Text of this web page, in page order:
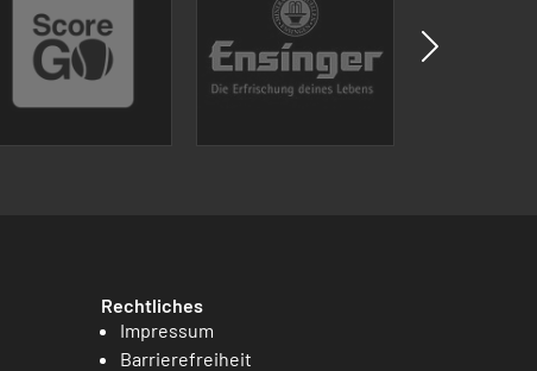
Rechtliches
Impressum
Barrierefreiheit